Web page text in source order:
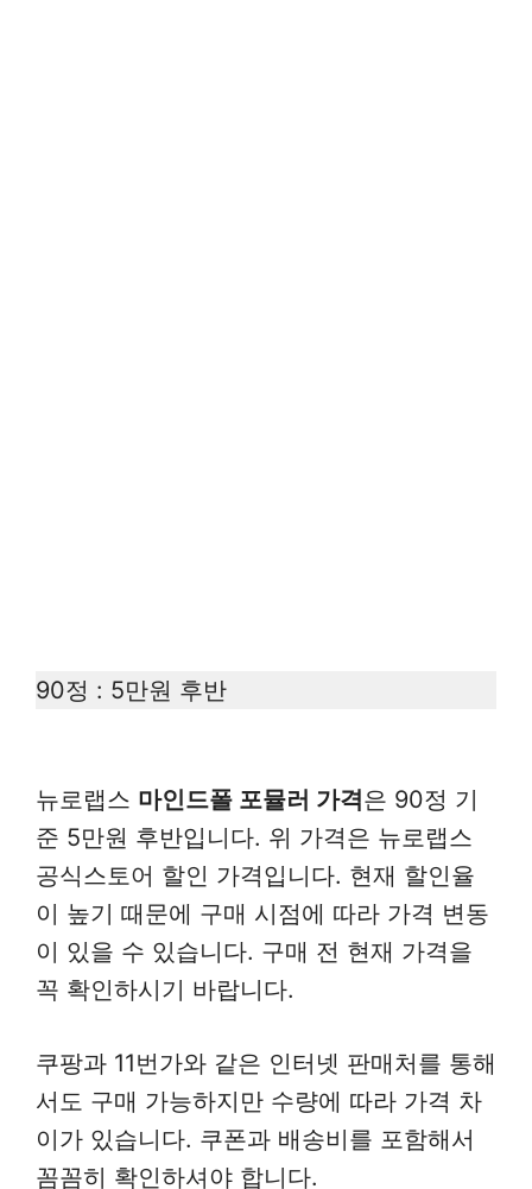
90정 : 5만원 후반
뉴로랩스 마인드폴 포뮬러 가격은 90정 기
준 5만원 후반입니다. 위 가격은 뉴로랩스
공식스토어 할인 가격입니다. 현재 할인율
이 높기 때문에 구매 시점에 따라 가격 변동
이 있을 수 있습니다. 구매 전 현재 가격을
꼭 확인하시기 바랍니다.
쿠팡과 11번가와 같은 인터넷 판매처를 통해
서도 구매 가능하지만 수량에 따라 가격 차
이가 있습니다. 쿠폰과 배송비를 포함해서
꼼꼼히 확인하셔야 합니다.